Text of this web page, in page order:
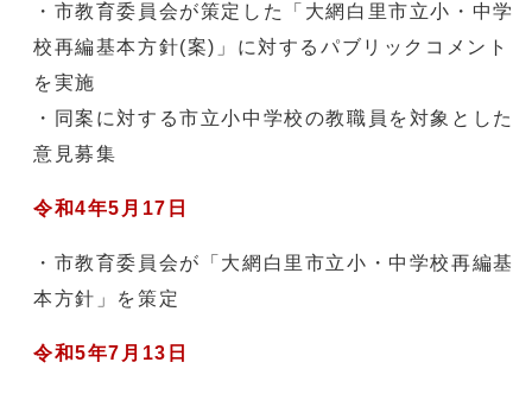
・市教育委員会が策定した「大網白里市立小・中学
校再編基本方針(案)」に対するパブリックコメント
を実施
・同案に対する市立小中学校の教職員を対象とした
意見募集
令和4年5月17日
・市教育委員会が「大網白里市立小・中学校再編基
本方針」を策定
令和5年7月13日